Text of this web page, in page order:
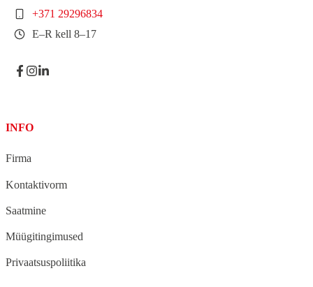
+371 29296834
E–R kell 8–17
INFO
Firma
Kontaktivorm
Saatmine
Müügitingimused
Privaatsuspoliitika